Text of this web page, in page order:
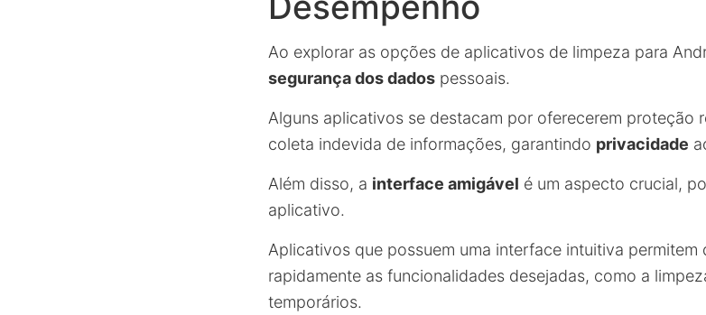
Ao explorar as opções de aplicativos de limpeza para
segurança dos dados pessoais.
Alguns aplicativos se destacam por oferecerem proteção
coleta indevida de informações, garantindo privacidade
Além disso, a interface amigável é um aspecto crucial,
aplicativo.
Aplicativos que possuem uma interface intuitiva permitem
rapidamente as funcionalidades desejadas, como a
temporários.